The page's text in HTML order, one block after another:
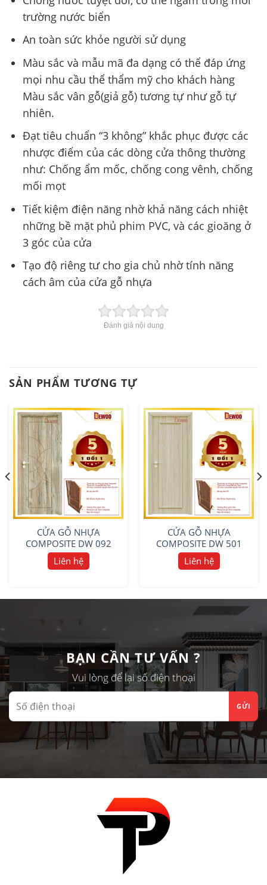
trường nước biển
An toàn sức khỏe người sử dụng
Màu sắc và mẫu mã đa dạng có thể đáp ứng
mọi nhu cầu thể thẩm mỹ cho khách hàng
Màu sắc vân gỗ(giả gỗ) tương tự như gỗ tự
nhiên.
Đạt tiêu chuẩn “3 không” khắc phục được các
nhược điểm của các dòng cửa thông thường
như: Chống ẩm mốc, chống cong vênh, chống
mối mọt
Tiết kiệm điện năng nhờ khả năng cách nhiệt
những bề mặt phủ phim PVC, và các gioăng ở
3 góc của cửa
Tạo độ riêng tư cho gia chủ nhờ tính năng
cách âm của cửa gỗ nhựa
Đánh giá nội dung
SẢN PHẨM TƯƠNG TỰ
CỬA GỖ NHỰA
COMPOSITE DW 092
Liên hệ
CỬA GỖ NHỰA
COMPOSITE DW 501
Liên hệ
BẠN CẦN TƯ VẤN ?
Vui lòng để lại số điện thoại